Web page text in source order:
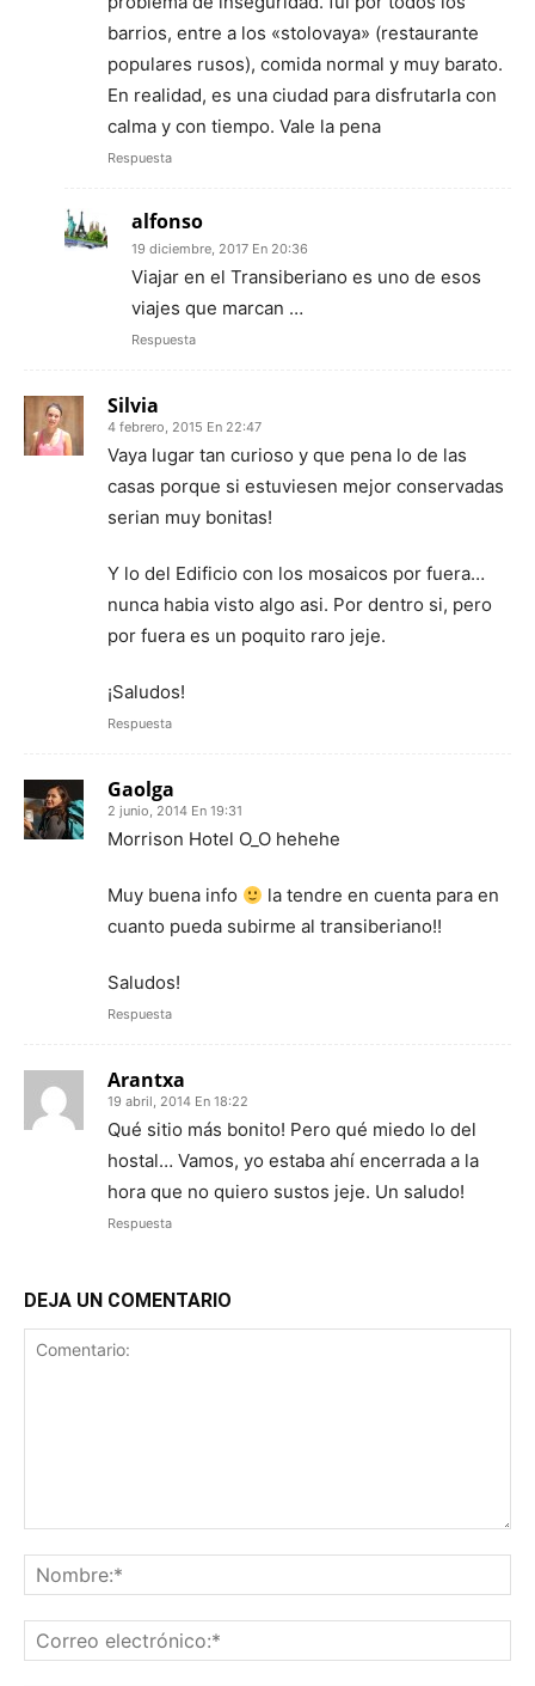
barrios, entre a los «stolovaya» (restaurante
populares rusos), comida normal y muy barato.
En realidad, es una ciudad para disfrutarla con
calma y con tiempo. Vale la pena
Respuesta
alfonso
19 diciembre, 2017 En 20:36
Viajar en el Transiberiano es uno de esos
viajes que marcan …
Respuesta
Silvia
4 febrero, 2015 En 22:47
Vaya lugar tan curioso y que pena lo de las
casas porque si estuviesen mejor conservadas
serian muy bonitas!
Y lo del Edificio con los mosaicos por fuera…
nunca habia visto algo asi. Por dentro si, pero
por fuera es un poquito raro jeje.
¡Saludos!
Respuesta
Gaolga
2 junio, 2014 En 19:31
Morrison Hotel O_O hehehe
Muy buena info
la tendre en cuenta para en
cuanto pueda subirme al transiberiano!!
Saludos!
Respuesta
Arantxa
19 abril, 2014 En 18:22
Qué sitio más bonito! Pero qué miedo lo del
hostal… Vamos, yo estaba ahí encerrada a la
hora que no quiero sustos jeje. Un saludo!
Respuesta
DEJA UN COMENTARIO